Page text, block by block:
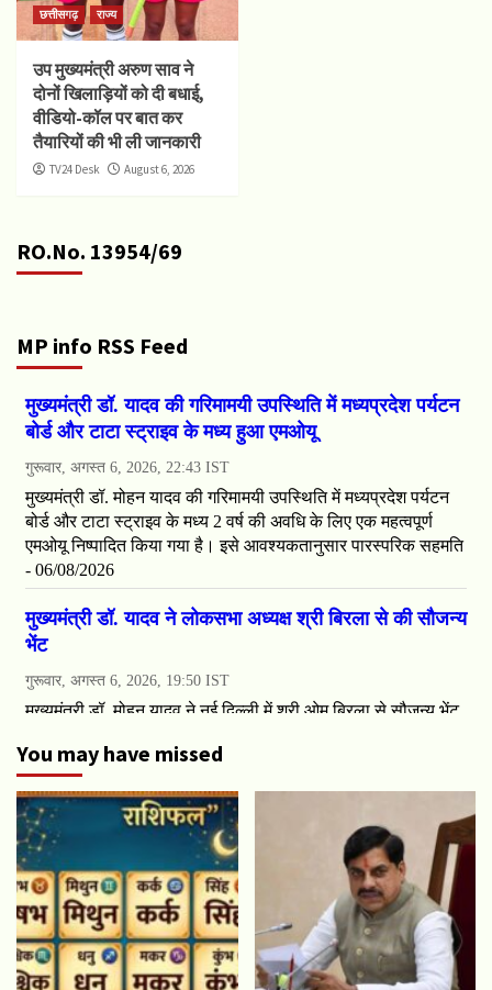
छत्तीसगढ़ राज्य
उप मुख्यमंत्री अरुण साव ने
दोनों खिलाड़ियों को दी बधाई,
वीडियो-कॉल पर बात कर
तैयारियों की भी ली जानकारी
TV24 Desk August 6, 2026
RO.No. 13954/69
MP info RSS Feed
You may have missed